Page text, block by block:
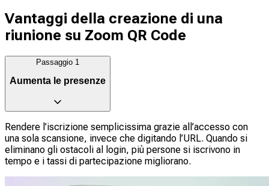
Vantaggi della creazione di una
riunione su Zoom QR Code
Passaggio 1
Aumenta le presenze
Rendere l’iscrizione semplicissima grazie all’accesso con
una sola scansione, invece che digitando l’URL. Quando si
eliminano gli ostacoli al login, più persone si iscrivono in
tempo e i tassi di partecipazione migliorano.